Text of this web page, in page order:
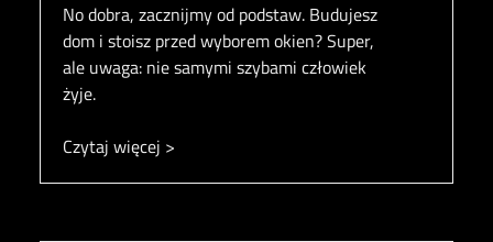
No dobra, zacznijmy od podstaw. Budujesz
dom i stoisz przed wyborem okien? Super,
ale uwaga: nie samymi szybami człowiek
żyje.
Czytaj więcej >